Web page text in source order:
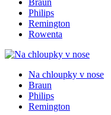
Braun
Philips
Remington
Rowenta
Na chloupky v nose
Braun
Philips
Remington